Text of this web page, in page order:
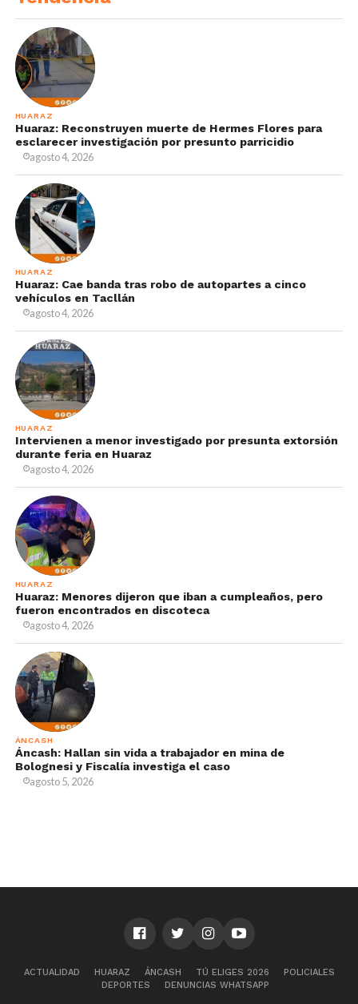
HUARAZ
Huaraz: Reconstruyen muerte de Hermes Flores para
esclarecer investigación por presunto parricidio
agosto 4, 2026
HUARAZ
Huaraz: Cae banda tras robo de autopartes a cinco
vehículos en Tacllán
agosto 4, 2026
HUARAZ
Intervienen a menor investigado por presunta extorsión
durante feria en Huaraz
agosto 4, 2026
HUARAZ
Huaraz: Menores dijeron que iban a cumpleaños, pero
fueron encontrados en discoteca
agosto 4, 2026
ÁNCASH
Áncash: Hallan sin vida a trabajador en mina de
Bolognesi y Fiscalía investiga el caso
agosto 5, 2026
ACTUALIDAD HUARAZ ÁNCASH TÚ ELIGES 2026
POLICIALES
DEPORTES
DENUNCIAS WHATSAPP